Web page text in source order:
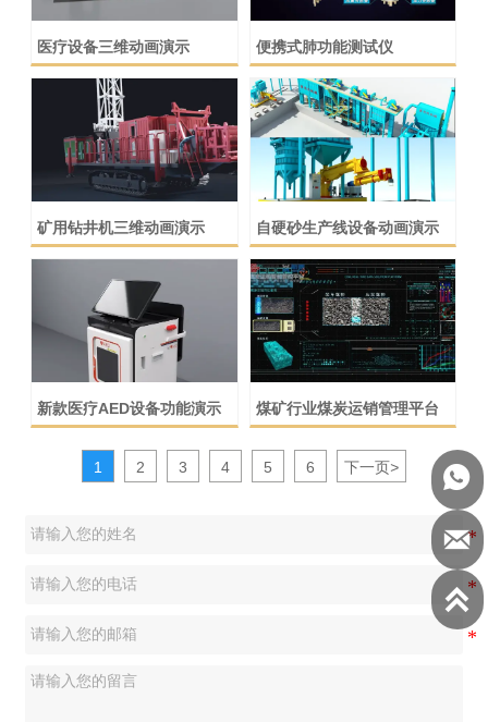
医疗设备三维动画演示 便携式肺功能测试仪
矿用钻井机三维动画演示 自硬砂生产线设备动画演示
新款医疗AED设备功能演示 煤矿行业煤炭运销管理平台
1 2 3 4 5 6 下一页>


